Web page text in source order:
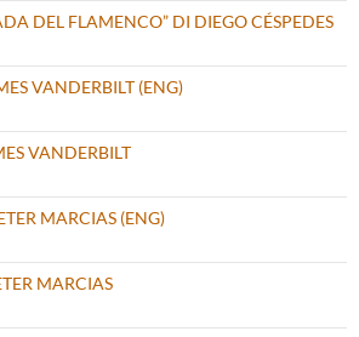
DEL FLAMENCO” DI DIEGO CÉSPEDES
VANDERBILT (ENG)
VANDERBILT
MARCIAS (ENG)
MARCIAS